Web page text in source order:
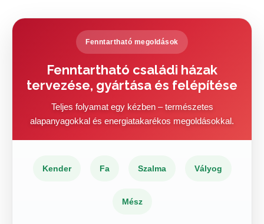
Fenntartható megoldások
Fenntartható családi házak
tervezése, gyártása és felépítése
Teljes folyamat egy kézben – természetes
alapanyagokkal és energiatakarékos megoldásokkal.
Kender Fa Szalma Vályog
Mész